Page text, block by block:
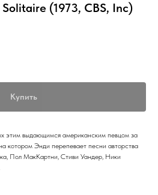
(1973, CBS, Inc)
Купить
этим выдающимся американским певцом за
котором Энди перепевает песни авторства
Пол МакКартни, Стиви Уандер, Ники